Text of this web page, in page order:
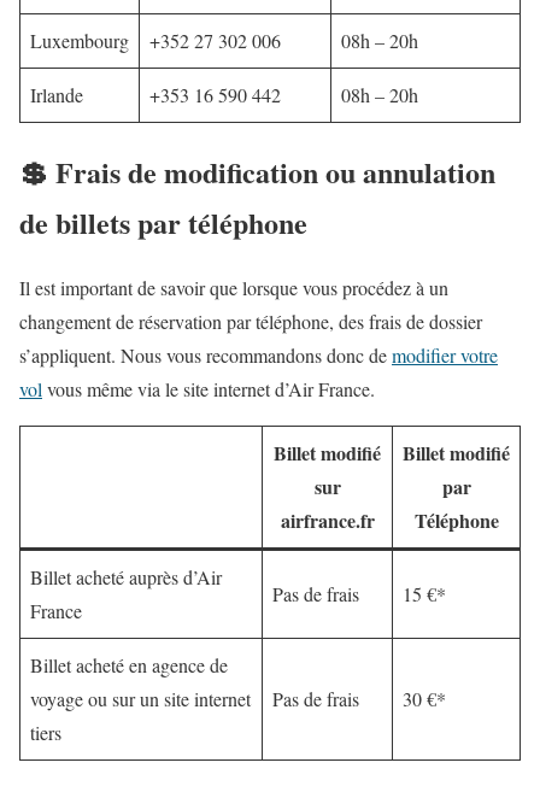
Luxembourg +352 27 302 006 08h – 20h
Irlande +353 16 590 442 08h – 20h
💲 Frais de modification ou annulation
de billets par téléphone
Il est important de savoir que lorsque vous procédez à un
changement de réservation par téléphone, des frais de dossier
s’appliquent. Nous vous recommandons donc demodifier votre
volvous même via le site internet d’Air France.
Billet modifié
sur
airfrance.fr
Billet modifié
par
Téléphone
Billet acheté auprès d’Air
France
Pas de frais 15 €*
Billet acheté en agence de
voyage ou sur un site internet
tiers
Pas de frais 30 €*